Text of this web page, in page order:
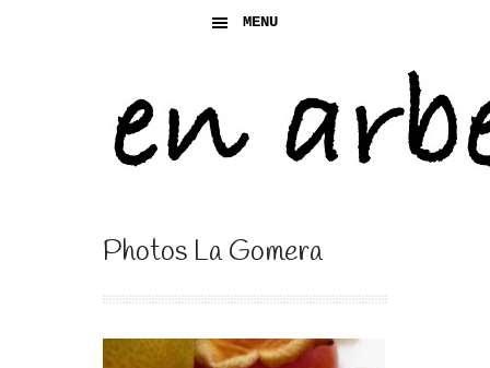
MENU
Photos La Gomera